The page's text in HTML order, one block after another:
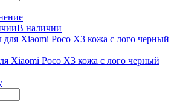
В наличии
Xiaomi Poco X3 кожа с лого черный